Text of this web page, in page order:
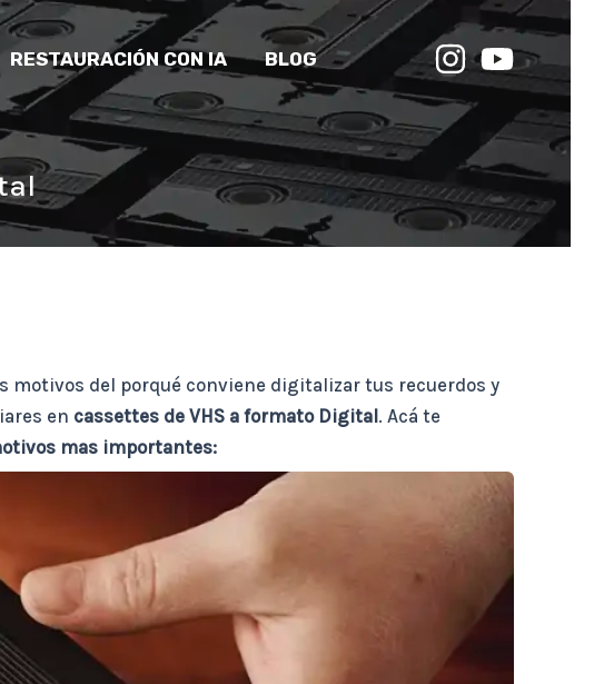
RESTAURACIÓN CON IA BLOG
motivos del porqué conviene digitalizar tus recuerdos y
en cassettes de VHS a formato Digital. Acá te
mas importantes: